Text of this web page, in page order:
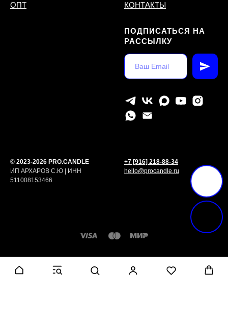
ОПТ
КОНТАКТЫ
ПОДПИСАТЬСЯ НА
РАССЫЛКУ
© 2023-2026 PRO.CANDLE
ИП АРХАРОВ С.Ю | ИНН
511008153466
+7 [916] 218-88-34
hello@procandle.ru
Made on Tilda